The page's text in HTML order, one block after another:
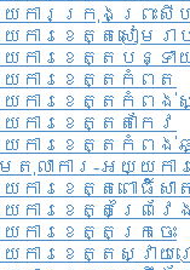
យការ​ក្រុងព្រះសី
ការខេត្តសៀមរា
ការខេត្តបន្ទា
ការខេត្តកំពត
យការខេត្តកំពង់
ារខេត្តតាកែវ
យការខេត្តកំពង់
តុលាការ-អយ្យក
ការខេត្តពោធិ៍សា
ការខេត្តព្រៃវែ
ការខេត្តក្រចេះ
ការខេត្តស្វាយ